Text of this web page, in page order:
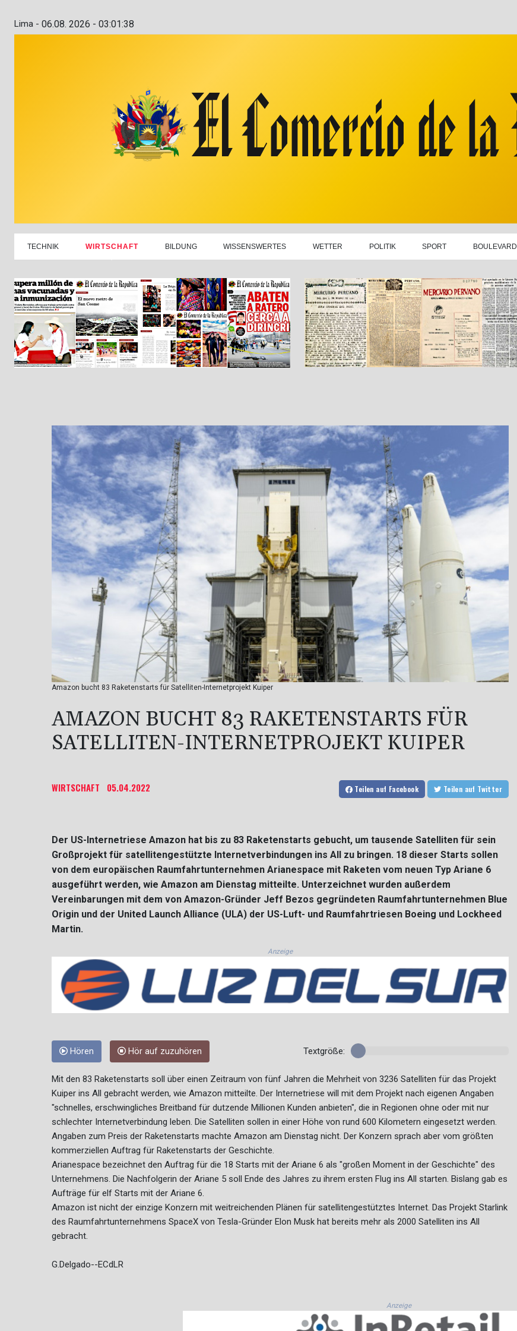
Lima - 06.08. 2026 - 03:01:39
TECHNIK WIRTSCHAFT BILDUNG WISSENSWERTES WETTER POLITIK SPORT BOULEVARD
Amazon bucht 83 Raketenstarts für Satelliten-Internetprojekt Kuiper
AMAZON BUCHT 83 RAKETENSTARTS FÜR
SATELLITEN-INTERNETPROJEKT KUIPER
WIRTSCHAFT 05.04.2022 Teilen auf Facebook Teilen auf Twitter
Der US-Internetriese Amazon hat bis zu 83 Raketenstarts gebucht, um tausende Satelliten für sein
Großprojekt für satellitengestützte Internetverbindungen ins All zu bringen. 18 dieser Starts sollen
von dem europäischen Raumfahrtunternehmen Arianespace mit Raketen vom neuen Typ Ariane 6
ausgeführt werden, wie Amazon am Dienstag mitteilte. Unterzeichnet wurden außerdem
Vereinbarungen mit dem von Amazon-Gründer Jeff Bezos gegründeten Raumfahrtunternehmen Blue
Origin und der United Launch Alliance (ULA) der US-Luft- und Raumfahrtriesen Boeing und Lockheed
Martin.
Anzeige
Hören Hör auf zuzuhören Textgröße:
Mit den 83 Raketenstarts soll über einen Zeitraum von fünf Jahren die Mehrheit von 3236 Satelliten für das Projekt
Kuiper ins All gebracht werden, wie Amazon mitteilte. Der Internetriese will mit dem Projekt nach eigenen Angaben
"schnelles, erschwingliches Breitband für dutzende Millionen Kunden anbieten", die in Regionen ohne oder mit nur
schlechter Internetverbindung leben. Die Satelliten sollen in einer Höhe von rund 600 Kilometern eingesetzt werden.
Angaben zum Preis der Raketenstarts machte Amazon am Dienstag nicht. Der Konzern sprach aber vom größten
kommerziellen Auftrag für Raketenstarts der Geschichte.
Arianespace bezeichnet den Auftrag für die 18 Starts mit der Ariane 6 als "großen Moment in der Geschichte" des
Unternehmens. Die Nachfolgerin der Ariane 5 soll Ende des Jahres zu ihrem ersten Flug ins All starten. Bislang gab es
Aufträge für elf Starts mit der Ariane 6.
Amazon ist nicht der einzige Konzern mit weitreichenden Plänen für satellitengestütztes Internet. Das Projekt Starlink
des Raumfahrtunternehmens SpaceX von Tesla-Gründer Elon Musk hat bereits mehr als 2000 Satelliten ins All
gebracht.
G.Delgado--ECdLR
Anzeige